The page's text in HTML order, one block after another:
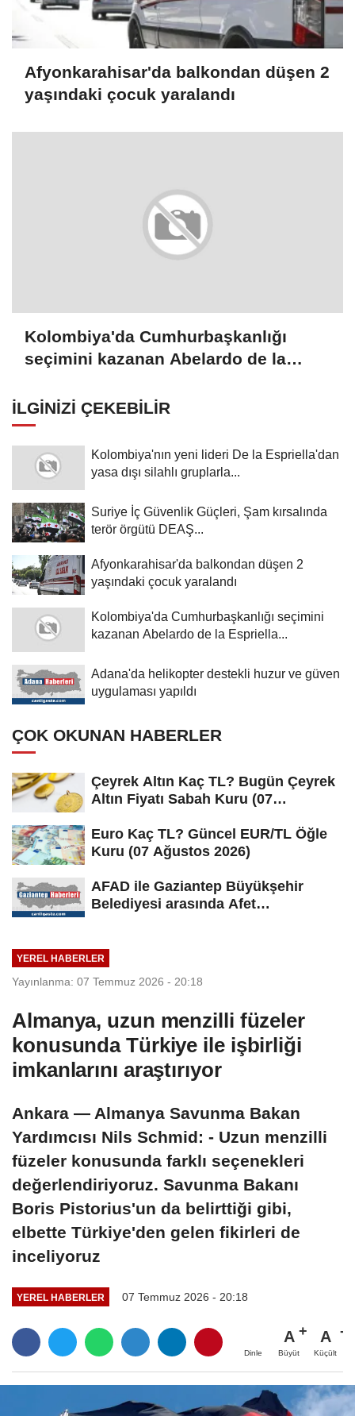
Afyonkarahisar'da balkondan düşen 2
yaşındaki çocuk yaralandı
Kolombiya'da Cumhurbaşkanlığı
seçimini kazanan Abelardo de la
İLGINIZI ÇEKEBILIR
Kolombiya'nın yeni lideri De la Espriella'dan
yasa dışı silahlı gruplarla...
Suriye İç Güvenlik Güçleri, Şam kırsalında
terör örgütü DEAŞ...
Afyonkarahisar'da balkondan düşen 2
yaşındaki çocuk yaralandı
Kolombiya'da Cumhurbaşkanlığı seçimini
kazanan Abelardo de la Espriella...
Adana'da helikopter destekli huzur ve güven
uygulaması yapıldı
ÇOK OKUNAN HABERLER
Çeyrek Altın Kaç TL? Bugün Çeyrek
Altın Fiyatı Sabah Kuru (07
Euro Kaç TL? Güncel EUR/TL Öğle
Kuru (07 Ağustos 2026)
AFAD ile Gaziantep Büyükşehir
Belediyesi arasında Afet
YEREL HABERLER
Yayınlanma: 07 Temmuz 2026 - 20:18
Almanya, uzun menzilli füzeler
konusunda Türkiye ile işbirliği
imkanlarını araştırıyor
Ankara — Almanya Savunma Bakan
Yardımcısı Nils Schmid: - Uzun menzilli
füzeler konusunda farklı seçenekleri
değerlendiriyoruz. Savunma Bakanı
Boris Pistorius'un da belirttiği gibi,
elbette Türkiye'den gelen fikirleri de
inceliyoruz
YEREL HABERLER 07 Temmuz 2026 - 20:18
Dinle
A
Büyüt
A
Küçült